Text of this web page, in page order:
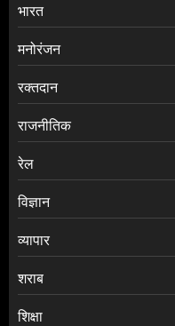
भारत
मनोरंजन
रक्तदान
राजनीतिक
रेल
विज्ञान
व्यापार
शराब
शिक्षा